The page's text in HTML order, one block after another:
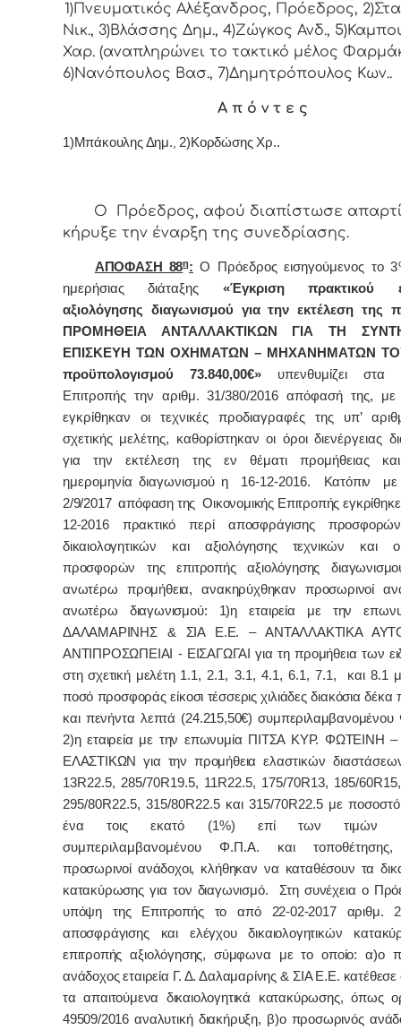
1)Πνευματικός Αλέξανδρος, Πρόεδρoς,
Νικ., 3)Βλάσσης Δημ., 4)Ζώγκος Ανδ.,
Χαρ. (αναπληρώνει το τακτικό μέλος
6)Νανόπουλος Βασ., 7)Δημητρόπουλος Κων..
Α π ό ν τ ε ς
1)Μπάκουλης Δημ. 2)Κορδώσης Χρ..
Ο Πρόεδρος, αφού διαπίστωσε
κήρυξε την έναρξη της συνεδρίασης.
ΑΠΟΦΑΣΗ 88η: Ο Πρόεδρος εισηγούμενος τo 3
ημερήσιας διάταξης «Έγκριση πρακτικού
αξιολόγησης διαγωνισμού για την εκτέλεση της
ΠΡΟΜΗΘΕΙΑ ΑΝΤΑΛΛΑΚΤΙΚΩΝ ΓΙΑ ΤΗ
ΕΠΙΣΚΕΥΗ ΤΩΝ ΟΧΗΜΑΤΩΝ – ΜΗΧΑΝΗΜΑΤΩΝ
προϋπολογισμού 73.840,00€»
υπενθυμίζει
Επιτροπής την αριθμ. 31/380/2016 απόφασή της, με
εγκρίθηκαν οι τεχνικές προδιαγραφές της υπ’
σχετικής μελέτης, καθορίστηκαν οι όροι διενέργειας
για την εκτέλεση της εν θέματι προμήθειας και
ημερομηνία διαγωνισμού η 16-12-2016.
Κατόπιν με
2/9/2017 απόφαση της Οικονομικής Επιτροπής
12-2016 πρακτικό περί αποσφράγισης
δικαιολογητικών και αξιολόγησης τεχνικών και
προσφορών της επιτροπής αξιολόγησης
ανωτέρω προμήθεια, ανακηρύχθηκαν προσωρινοί
ανωτέρω διαγωνισμού: 1)η εταιρεία με την
ΔΑΛΑΜΑΡΙΝΗΣ & ΣΙΑ Ε.Ε. – ΑΝΤΑΛΛΑΚΤΙΚΑ
ΑΝΤΙΠΡΟΣΩΠΕΙΑΙ - ΕΙΣΑΓΩΓΑΙ για τη προμήθεια των
στη σχετική μελέτη 1.1, 2.1, 3.1, 4.1, 6.1, 7.1, και 8.1
ποσό προσφοράς είκοσι τέσσερις χιλιάδες διακόσια
και πενήντα λεπτά (24.215,50€)
2)η εταιρεία με την επωνυμία ΠΙΤΣΑ ΚΥΡ. ΦΩΤΕΙΝΗ
ΕΛΑΣΤΙΚΩΝ για την προμήθειαελαστικών
13R22.5, 285/70R19.5, 11R22.5, 175/70R13, 185/60R
295/80R22.5, 315/80R22.5 και 315/70R22.5 με
ένα τοις εκατό (1%) επί των τιμών
συμπεριλαμβανομένου Φ.Π.Α. και τοποθέτησης,
προσωρινοί ανάδοχοι, κλήθηκαν να καταθέσουν τα
κατακύρωσης για τον διαγωνισμό. Στη συνέχεια ο
υπόψη της Επιτροπής το από 22-02-2017 αριθμ. 2
αποσφράγισης και ελέγχου δικαιολογητικών
επιτροπής αξιολόγησης, σύμφωνα με το οποίο: α)ο
ανάδοχος εταιρεία Γ. Δ. Δαλαμαρίνης & ΣΙΑ Ε.Ε.
τα απαιτούμενα δικαιολογητικά κατακύρωσης, όπως
49509/2016 αναλυτική διακήρυξη, β)ο προσωρινός